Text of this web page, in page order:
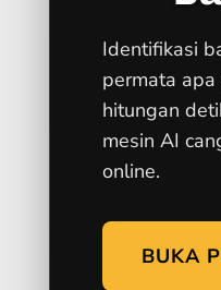
Identifikasi
permata
hitungan
mesin AI
online.
BUKA